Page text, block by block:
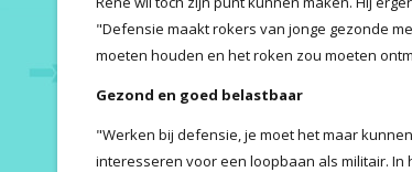
"Defensie maakt rokers van jonge gezonde
moeten houden en het roken zou moeten
Gezond en goed belastbaar
"Werken bij defensie, je moet het maar
interesseren voor een loopbaan als militair. In